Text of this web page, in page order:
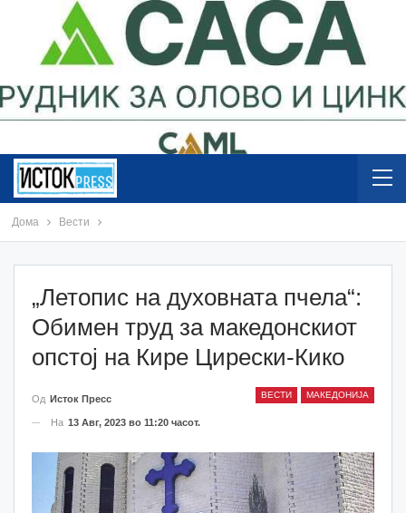
Дома Вести
„Летопис на духовната пчела“:
Обимен труд за македонскиот
опстој на Кире Цирески-Кико
ВЕСТИ МАКЕДОНИЈА
Од Исток Пресс
На 13 Авг, 2023 во 11:20 часот.